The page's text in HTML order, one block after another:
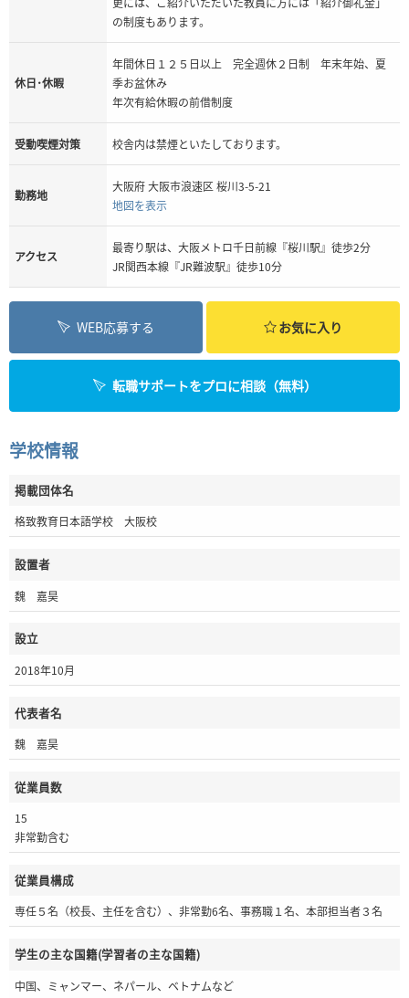
の制度もあります。
休日･休暇
年間休日１２５日以上 完全週休２日制 年末年始、夏
季お盆休み
年次有給休暇の前借制度
受動喫煙対策 校舎内は禁煙といたしております。
勤務地
大阪府 大阪市浪速区 桜川3-5-21
地図を表示
アクセス
最寄り駅は、大阪メトロ千日前線『桜川駅』徒歩2分
JR関西本線『JR難波駅』徒歩10分
WEB応募する お気に入り
転職サポートをプロに相談（無料）
学校情報
掲載団体名
格致教育日本語学校 大阪校
設置者
魏 嘉昊
設立
2018年10月
代表者名
魏 嘉昊
従業員数
15
非常勤含む
従業員構成
専任５名（校長、主任を含む）、非常勤6名、事務職１名、本部担当者３名
学生の主な国籍(学習者の主な国籍)
中国、ミャンマー、ネパール、ベトナムなど